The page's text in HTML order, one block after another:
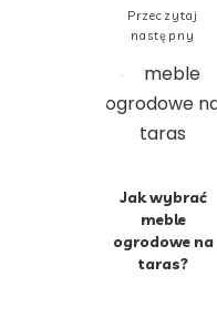
Przeczytaj
następny
Jak wybrać
meble
ogrodowe na
taras?